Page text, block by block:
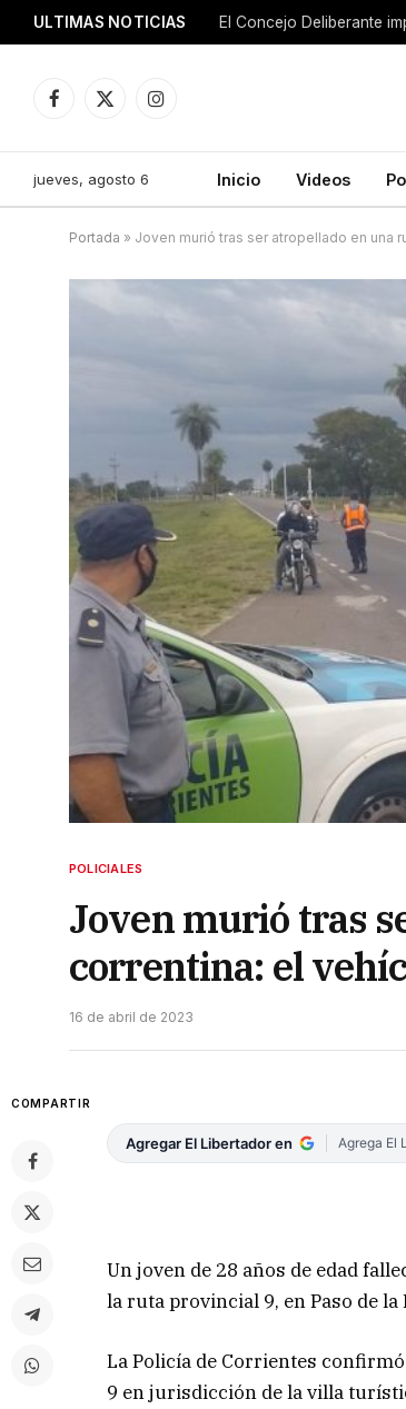
ULTIMAS NOTICIAS El Concejo Deliberante
Facebook
X
Instagram
jueves, agosto 6 Inicio Videos
Portada » Joven murió tras ser atropellado en una
POLICIALES
Joven murió tras
correntina: el
16 de abril de 2023
COMPARTIR
Agregar El Libertador en Agrega El
Un joven de 28 años de edad
la ruta provincial 9, en Paso de
La Policía de Corrientes
9 en jurisdicción de la villa